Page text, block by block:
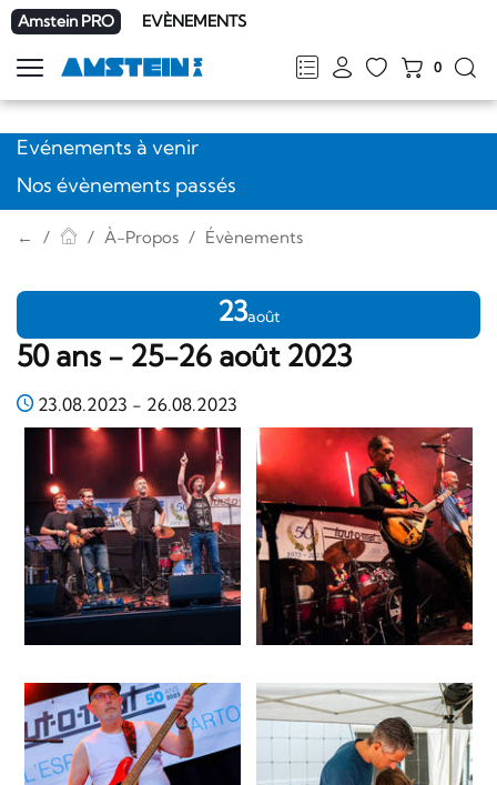
Amstein PRO EVÈNEMENTS
FRDEENIT
0
Afficher
la
navigation
Evénements à venir
Nos évènements passés
← À-Propos Évènements
50 ans - 25-26 août 2023
23août
23.08.2023 - 26.08.2023